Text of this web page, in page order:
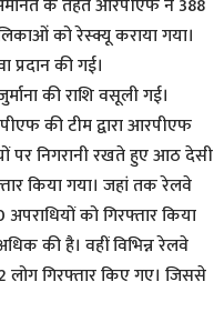
के तहत आरपीएफ ने 388
को रेस्क्यू कराया गया।
की गई।
की राशि वसूली गई।
की टीम द्वारा आरपीएफ
पर निगरानी रखते हुए आठ देसी
किया गया। जहां तक रेलवे
को गिरफ्तार किया
की है। वहीं विभिन्न रेलवे
गिरफ्तार किए गए। जिससे